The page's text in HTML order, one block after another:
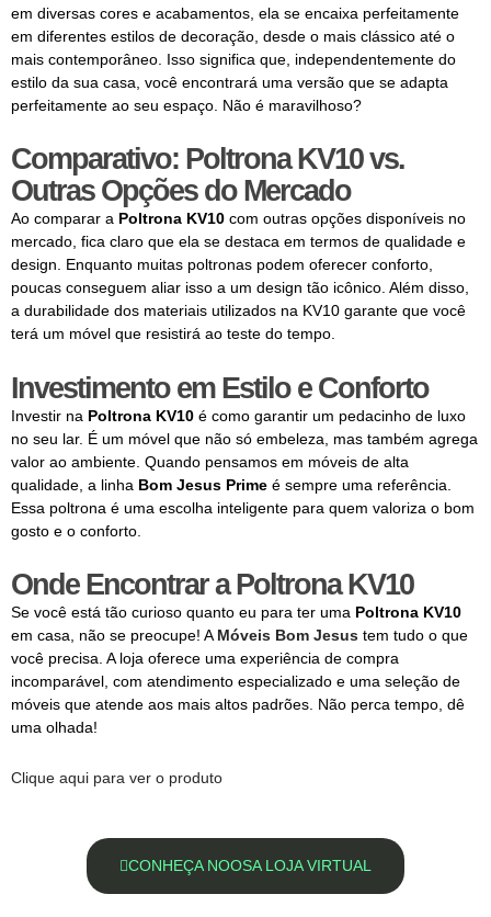
em diversas cores e acabamentos, ela se encaixa perfeitamente
em diferentes estilos de decoração, desde o mais clássico até o
mais contemporâneo. Isso significa que, independentemente do
estilo da sua casa, você encontrará uma versão que se adapta
perfeitamente ao seu espaço. Não é maravilhoso?
Comparativo: Poltrona KV10 vs.
Outras Opções do Mercado
Ao comparar a Poltrona KV10 com outras opções disponíveis no
mercado, fica claro que ela se destaca em termos de qualidade e
design. Enquanto muitas poltronas podem oferecer conforto,
poucas conseguem aliar isso a um design tão icônico. Além disso,
a durabilidade dos materiais utilizados na KV10 garante que você
terá um móvel que resistirá ao teste do tempo.
Investimento em Estilo e Conforto
Investir na Poltrona KV10 é como garantir um pedacinho de luxo
no seu lar. É um móvel que não só embeleza, mas também agrega
valor ao ambiente. Quando pensamos em móveis de alta
qualidade, a linha Bom Jesus Prime é sempre uma referência.
Essa poltrona é uma escolha inteligente para quem valoriza o bom
gosto e o conforto.
Onde Encontrar a Poltrona KV10
Se você está tão curioso quanto eu para ter uma Poltrona KV10
em casa, não se preocupe! A Móveis Bom Jesus tem tudo o que
você precisa. A loja oferece uma experiência de compra
incomparável, com atendimento especializado e uma seleção de
móveis que atende aos mais altos padrões. Não perca tempo, dê
uma olhada!
Clique aqui para ver o produto
CONHEÇA NOOSA LOJA VIRTUAL